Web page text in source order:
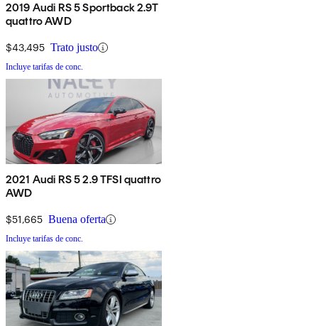
2019 Audi RS 5 Sportback 2.9T
quattro AWD
$43,495 Trato justo
Incluye tarifas de conc.
2021 Audi RS 5 2.9 TFSI quattro
AWD
$51,665 Buena oferta
Incluye tarifas de conc.